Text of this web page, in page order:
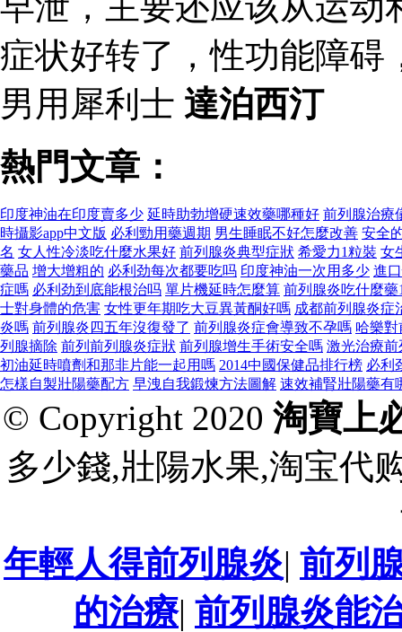
症状好转了，性功能障碍
男用犀利士 達泊西汀
熱門文章：
印度神油在印度賣多少 延時助勃增硬速效藥哪種好 前列腺治療
時攝影app中文版 必利勁用藥週期 男生睡眠不好怎麼改善 安全
名 女人性冷淡吃什麼水果好 前列腺炎典型症狀 希愛力1粒裝 女
藥品 增大增粗的 必利劲每次都要吃吗 印度神油一次用多少 進
症嗎 必利劲到底能根治吗 單片機延時怎麼算 前列腺炎吃什麼藥
士對身體的危害 女性更年期吃大豆異黃酮好嗎 成都前列腺炎症
炎嗎 前列腺炎四五年沒復發了 前列腺炎症會導致不孕嗎 哈樂
列腺摘除 前列前列腺炎症狀 前列腺增生手術安全嗎 激光治療前
初油延時噴劑和那非片能一起用嗎 2014中國保健品排行榜 必利
怎樣自製壯陽藥配方 早洩自我鍛煉方法圖解 速效補腎壯陽藥有
© Copyright 2020 淘寶上
多少錢,壯陽水果,淘宝代
年輕人得前列腺炎| 前列
的治療| 前列腺炎能